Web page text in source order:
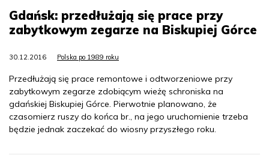
Gdańsk: przedłużają się prace przy
zabytkowym zegarze na Biskupiej Górce
30.12.2016 Polska po 1989 roku
Przedłużają się prace remontowe i odtworzeniowe przy
zabytkowym zegarze zdobiącym wieżę schroniska na
gdańskiej Biskupiej Górce. Pierwotnie planowano, że
czasomierz ruszy do końca br., na jego uruchomienie trzeba
będzie jednak zaczekać do wiosny przyszłego roku.